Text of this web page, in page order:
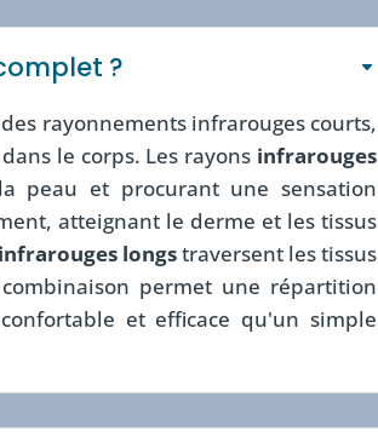
?
rayonnements infrarouges courts,
le corps. Les rayons infrarouges
peau et procurant une sensation
atteignant le derme et les tissus
infrarouges longstraversent les tissus
permet une répartition
et efficace qu'un simple